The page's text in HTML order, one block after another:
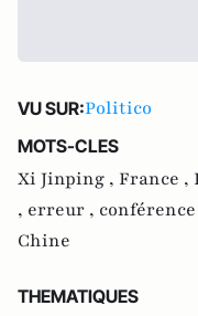
VU SUR:Politico
MOTS-CLES
Xi Jinping , France ,
, erreur ,
Chine
THEMATIQUES